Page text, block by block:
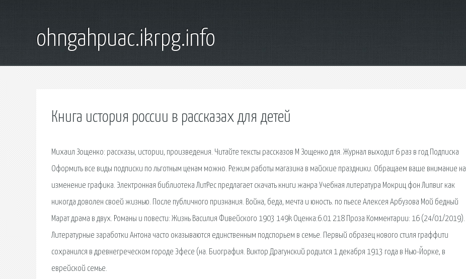
ohngahpuac.ikrpg.info
Книга история россии в рассказах для детей
Михаил Зощенко: рассказы, истории, произведения. Читайте тексты рассказов М Зощенко для. Журнал выходит 6 раз в год Подписка
Оформить все виды подписки по льготным ценам можно. Режим работы магазина в майские праздники. Обращаем ваше внимание на
изменение графика. Электронная библиотека ЛитРес предлагает скачать книги жанра Учебная литература Мокриц фон Липвиг как
никогда доволен своей жизнью. После публичного признания. Война, беда, мечта и юность. по пьесе Алексея Арбузова Мой бедный
Марат драма в двух. Романы и повести: Жизнь Василия Фивейского 1903 149k Оценка:6.01 218 Проза Комментарии: 16 (24/01/2019).
Литературные заработки Антона часто оказываются единственным подспорьем в семье. Первый образец нового стиля граффити
сохранился в древнегреческом городе Эфесе (на. Биография. Виктор Драгунский родился 1 декабря 1913 года в Нью-Йорке, в
еврейской семье.